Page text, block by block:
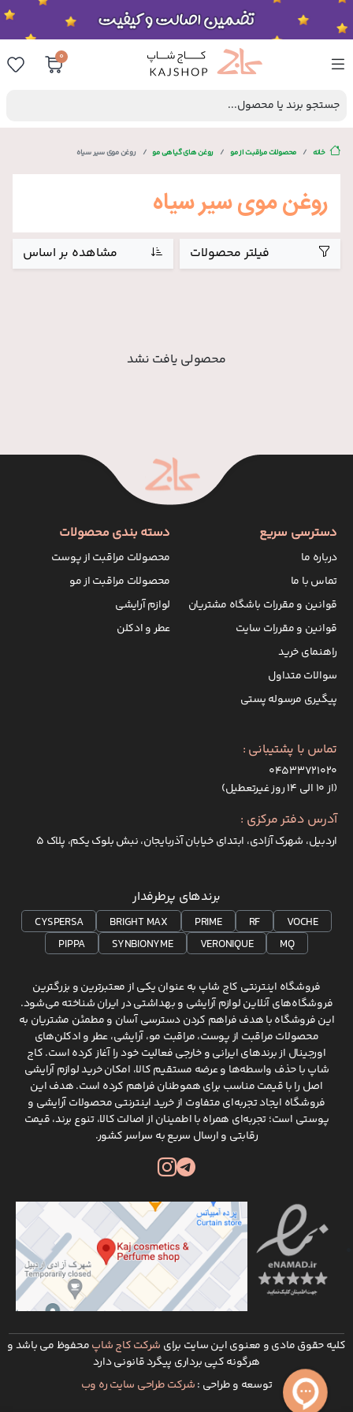
0
جستجو برند یا محصول...
خانه محصولات مراقبت از مو روغن های گیاهی مو روغن موی سیر سیاه
روغن موی سیر سیاه
فیلتر محصولات مشاهده بر اساس
محصولی یافت نشد
دسترسی سریع
درباره ما
تماس با ما
قوانین و مقررات باشگاه مشتریان
قوانین و مقررات سایت
راهنمای خرید
سوالات متداول
پیگیری مرسوله پستی
دسته بندی محصولات
محصولات مراقبت از پوست
محصولات مراقبت از مو
لوازم آرایشی
عطر و ادکلن
تماس با پشتیبانی :
۰۴۵۳۳۷۲۱۰۲۰
(از ۱۰ الی ۱۴ روز غیرتعطیل)
آدرس دفتر مرکزی :
اردبیل، شهرک آزادی، ابتدای خیابان آذربایجان، نبش بلوک یکم، پلاک 5
برندهای پرطرفدار
VOCHE
RF
PRIME
BRIGHT MAX
CYSPERSA
MQ
VERONIQUE
SYNBIONYME
PIPPA
فروشگاه اینترنتی کاج شاپ به عنوان یکی از معتبرترین و بزرگترین
فروشگاه‌های آنلاین لوازم آرایشی و بهداشتی در ایران شناخته می‌شود.
این فروشگاه با هدف فراهم کردن دسترسی آسان و مطمئن مشتریان به
محصولات مراقبت از پوست، مراقبت مو، آرایشی، عطر و ادکلن‌های
اورجینال از برندهای ایرانی و خارجی فعالیت خود را آغاز کرده است. کاج
شاپ با حذف واسطه‌ها و عرضه مستقیم کالا، امکان خرید لوازم آرایشی
اصل را با قیمت مناسب برای هموطنان فراهم کرده است. هدف این
فروشگاه ایجاد تجربه‌ای متفاوت از خرید اینترنتی محصولات آرایشی و
پوستی است؛ تجربه‌ای همراه با اطمینان از اصالت کالا، تنوع برند، قیمت
رقابتی و ارسال سریع به سراسر کشور.
کلیه حقوق مادی و معنوی این سایت برای شرکت کاج شاپمحفوظ می باشد و
هرگونه کپی برداری پیگرد قانونی دارد
توسعه و طراحی :شرکت طراحی سایت ره وب